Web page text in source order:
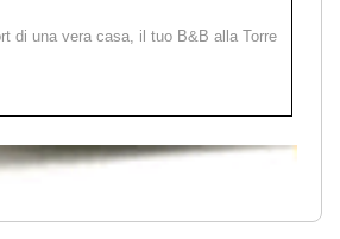
di una vera casa, il tuo B&B alla Torre